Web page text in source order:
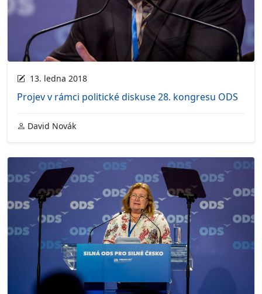
13. ledna 2018
Projev v rámci politické diskuse 28. kongresu ODS
David Novák